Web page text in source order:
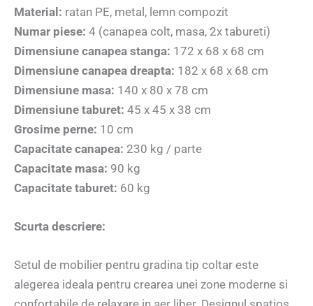
Material: ratan PE, metal, lemn compozit
Numar piese: 4 (canapea colt, masa, 2x tabureti)
Dimensiune canapea stanga: 172 x 68 x 68 cm
Dimensiune canapea dreapta: 182 x 68 x 68 cm
Dimensiune masa: 140 x 80 x 78 cm
Dimensiune taburet: 45 x 45 x 38 cm
Grosime perne: 10 cm
Capacitate canapea: 230 kg / parte
Capacitate masa: 90 kg
Capacitate taburet: 60 kg
Scurta descriere:
Setul de mobilier pentru gradina tip coltar este
alegerea ideala pentru crearea unei zone moderne si